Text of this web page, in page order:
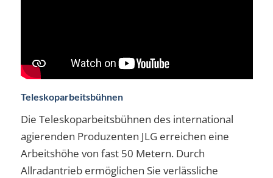
Teleskoparbeitsbühnen
Die Teleskoparbeitsbühnen des international
agierenden Produzenten JLG erreichen eine
Arbeitshöhe von fast 50 Metern. Durch
Allradantrieb ermöglichen Sie verlässliche